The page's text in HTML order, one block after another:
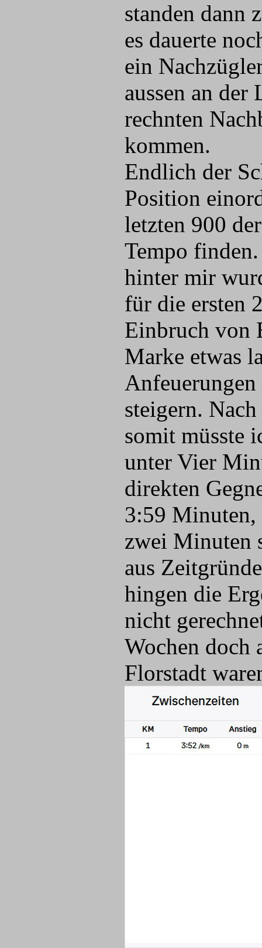
standen dann
es dauerte
ein
aussen an
rechnten
kommen.
Endlich der
Position
letzten 900
Tempo
hinter mir
für die ersten
Einbruch von
Marke etwas
steigern.
somit müsste
unter Vier
direkten
3:59 Minuten,
zwei Minuten
aus
hingen die
nicht
Wochen doch
Florstadt